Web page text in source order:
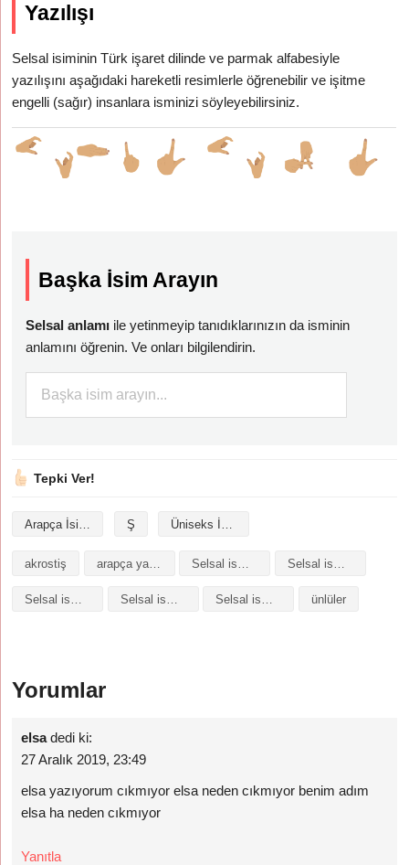
Yazılışı
Selsal isiminin Türk işaret dilinde ve parmak alfabesiyle
yazılışını aşağıdaki hareketli resimlerle öğrenebilir ve işitme
engelli (sağır) insanlara isminizi söyleyebilirsiniz.
Başka İsim Arayın
Selsal anlamı ile yetinmeyip tanıdıklarınızın da isminin
anlamını öğrenin. Ve onları bilgilendirin.
Tepki Ver!
Arapça İsimler Ş Üniseks İsimler
akrostiş arapça yazılışı
Selsal isminin baş harfleriyle şiir Selsal isminin kökeni Selsal isminin numerolojisi ünlüler
Yorumlar
elsa dedi ki:
27 Aralık 2019, 23:49
elsa yazıyorum cıkmıyor elsa neden cıkmıyor benim adım
elsa ha neden cıkmıyor
Yanıtla